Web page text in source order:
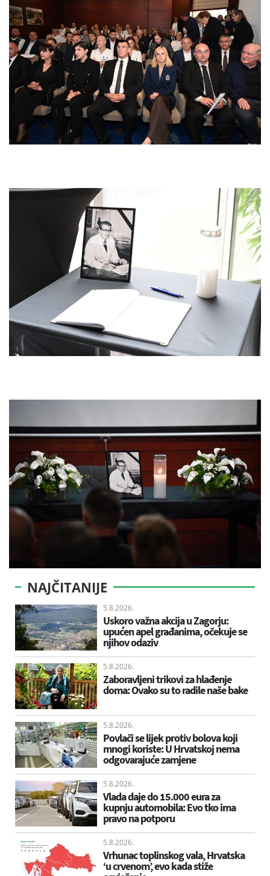
NAJČITANIJE
5.8.2026.
Uskoro važna akcija u Zagorju:
upućen apel građanima, očekuje se
njihov odaziv
5.8.2026.
Zaboravljeni trikovi za hlađenje
doma: Ovako su to radile naše bake
5.8.2026.
Povlači se lijek protiv bolova koji
mnogi koriste: U Hrvatskoj nema
odgovarajuće zamjene
5.8.2026.
Vlada daje do 15.000 eura za
kupnju automobila: Evo tko ima
pravo na potporu
5.8.2026.
Vrhunac toplinskog vala, Hrvatska
‘u crvenom’, evo kada stiže